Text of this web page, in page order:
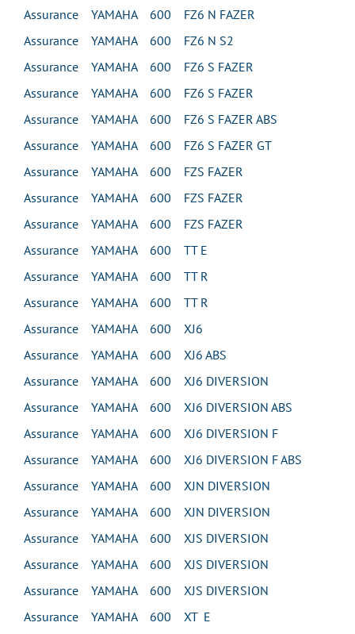
Assurance YAMAHA 600 FZ6 N FAZER
Assurance YAMAHA 600 FZ6 N S2
Assurance YAMAHA 600 FZ6 S FAZER
Assurance YAMAHA 600 FZ6 S FAZER
Assurance YAMAHA 600 FZ6 S FAZER ABS
Assurance YAMAHA 600 FZ6 S FAZER GT
Assurance YAMAHA 600 FZS FAZER
Assurance YAMAHA 600 FZS FAZER
Assurance YAMAHA 600 FZS FAZER
Assurance YAMAHA 600 TT E
Assurance YAMAHA 600 TT R
Assurance YAMAHA 600 TT R
Assurance YAMAHA 600 XJ6
Assurance YAMAHA 600 XJ6 ABS
Assurance YAMAHA 600 XJ6 DIVERSION
Assurance YAMAHA 600 XJ6 DIVERSION ABS
Assurance YAMAHA 600 XJ6 DIVERSION F
Assurance YAMAHA 600 XJ6 DIVERSION F ABS
Assurance YAMAHA 600 XJN DIVERSION
Assurance YAMAHA 600 XJN DIVERSION
Assurance YAMAHA 600 XJS DIVERSION
Assurance YAMAHA 600 XJS DIVERSION
Assurance YAMAHA 600 XJS DIVERSION
Assurance YAMAHA 600 XT E